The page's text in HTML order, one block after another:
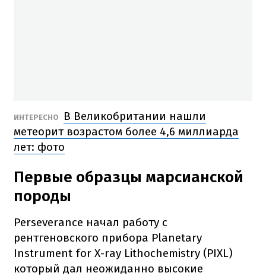
ИНТЕРЕСНО
В Великобритании нашли
метеорит возрастом более 4,6 миллиарда
лет: фото
Первые образцы марсианской
породы
Perseverance начал работу с
рентгеновского прибора Planetary
Instrument for X-ray Lithochemistry (PIXL)
который дал неожиданно высокие